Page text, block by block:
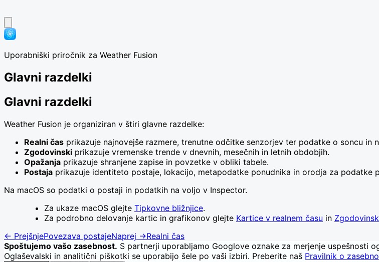
Uporabniški priročnik za Weather Fusion
Glavni razdelki
Glavni razdelki
Weather Fusion je organiziran v štiri glavne razdelke:
Realni čas prikazuje najnovejše razmere, trenutne odčitke senzorjev ter podatke o soncu in
Zgodovinski prikazuje vremenske trende v dnevnih, mesečnih in letnih obdobjih.
Opažanja prikazuje shranjene zapise in povzetke v obliki tabele.
Postaja prikazuje identiteto postaje, lokacijo, metapodatke ponudnika in orodja za podatke
Na macOS so podatki o postaji in podatkih na voljo v Inspector.
Za ukaze macOS glejte Tipkovne bližnjice.
Za podrobno delovanje kartic in grafikonov glejte Kartice v realnem času in
← PrejšnjePovezava postajeNaprej →Realni čas
Spoštujemo vašo zasebnost. S partnerji uporabljamo Googlove oznake za merjenje uspešnosti
Oglaševalski in analitični piškotki se uporabijo šele po vaši izbiri. Preberite naš Pravilnik o